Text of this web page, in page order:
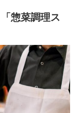
惣菜調理ス